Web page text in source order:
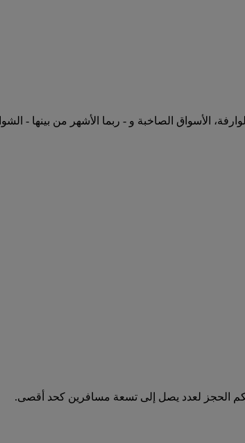
الأسواق الصاخبة و - ربما الأشهر من بينها -
الحجز لعدد يصل إلى تسعة مسافرين كحد أقصى.